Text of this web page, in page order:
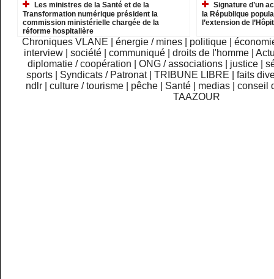
Les ministres de la Santé et de la
Transformation numérique président la
commission ministérielle chargée de la
réforme hospitalière
Signature d’un
la République
l’extension de
Chroniques VLANE énergie / mines politique
interview
|société |communiqué |droits de l'homme |
diplomatie / coopération
ONG / associations justice
sports
Syndicats / Patronat TRIBUNE LIBRE
faits
ndlr
|culture / tourisme pêche Santé medias |conseil
TAAZOUR